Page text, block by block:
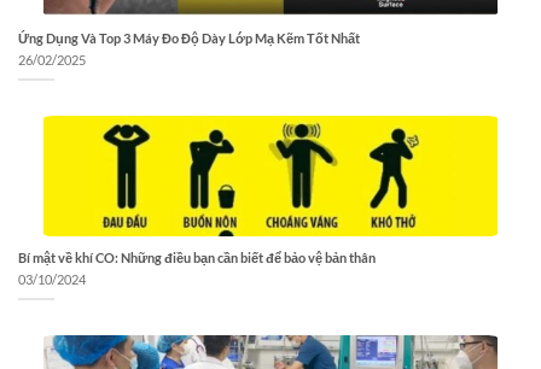
Ứng Dụng Và Top 3 Máy Đo Độ Dày Lớp Mạ Kẽm Tốt Nhất
26/02/2025
Bí mật về khí CO: Những điều bạn cần biết để bảo vệ bản thân
03/10/2024